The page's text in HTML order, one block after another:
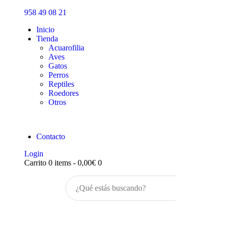
958 49 08 21
Inicio
Tienda
Acuarofilia
Aves
Gatos
Perros
Reptiles
Roedores
Otros
Contacto
Login
Carrito 0 items - 0,00€ 0
Inicio